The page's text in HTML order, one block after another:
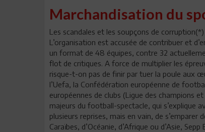
Marchandisation du
Les scandales et les soupçons de
L’organisation est accusée de contribuer et
un format de 48 équipes, contre 32
flot de critiques. A force de multiplier les
risque-t-on pas de finir par tuer la poule aux
l’Uefa, la Confédération européenne de
européennes de clubs (Ligue des champions
majeurs du football-spectacle, qui s’explique
plusieurs reprises, mais en vain, de
Caraïbes, d’Océanie, d’Afrique ou d’Asie,